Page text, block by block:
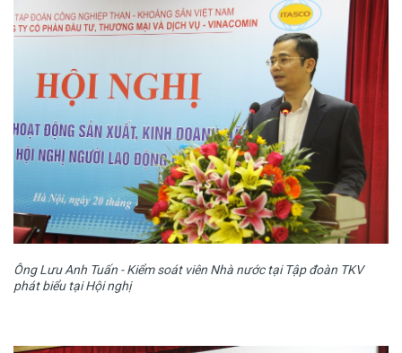
Ông Lưu Anh Tuấn - Kiểm soát viên Nhà nước tại Tập đoàn TKV
phát biểu tại Hội nghị